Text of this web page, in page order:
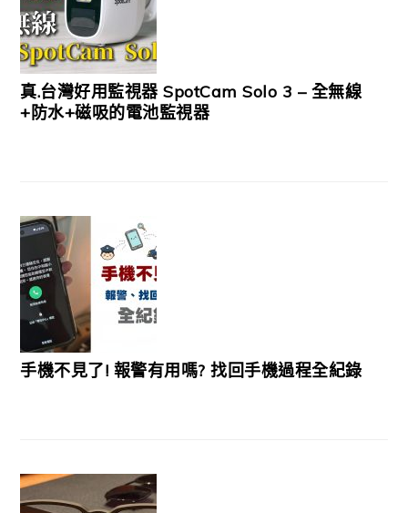
真.台灣好用監視器 SpotCam Solo 3 – 全無線
+防水+磁吸的電池監視器
手機不見了! 報警有用嗎? 找回手機過程全紀錄